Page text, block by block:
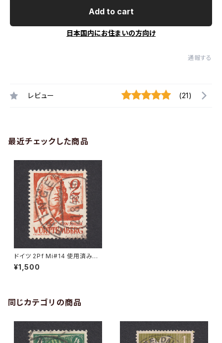
Add to cart
日本国内にお住まいの方向け
通報する
レビュー (21)
最近チェックした商品
ドイツ 2Pf Mi#14 使用済み切
手｜EHINGEN 21.8.1948
¥1,500
同じカテゴリの商品